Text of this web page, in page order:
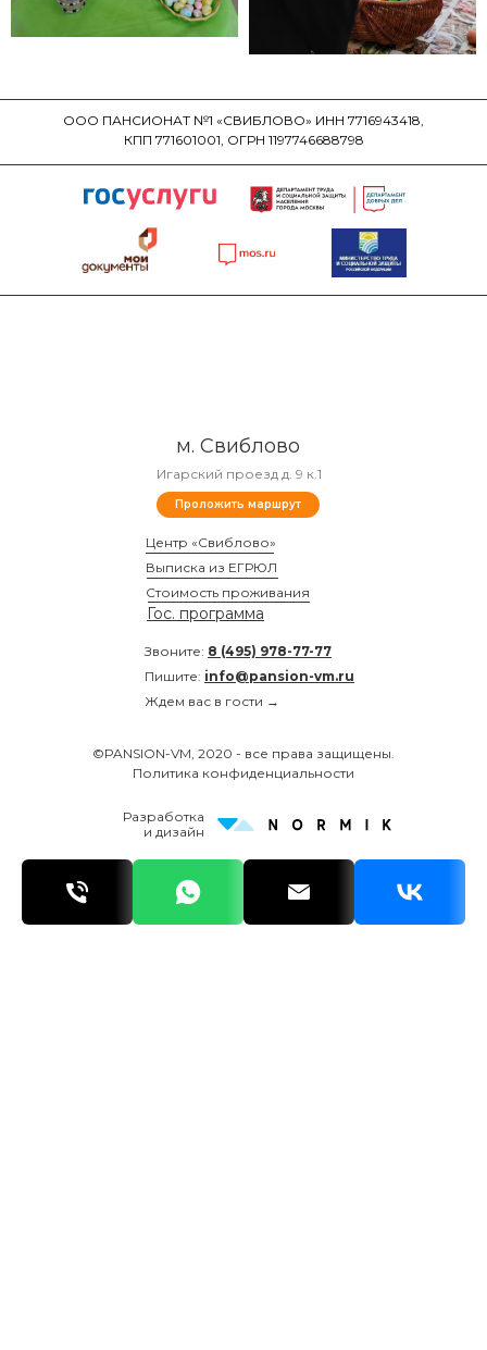
ООО ПАНСИОНАТ №1 «СВИБЛОВО» ИНН 7716943418,
КПП 771601001, ОГРН 1197746688798
м. Свиблово
Игарский проезд д. 9 к.1
Проложить маршрут
©PANSION-VM, 2020 - все права защищены.
Политика конфиденциальности
Разработка
и дизайн
Центр «Свиблово»
Выписка из ЕГРЮЛ
Гос. программа
Стоимость проживания
Звоните: 8 (495) 978-77-77
Пишите: info@pansion-vm.ru
Ждем вас в гости →